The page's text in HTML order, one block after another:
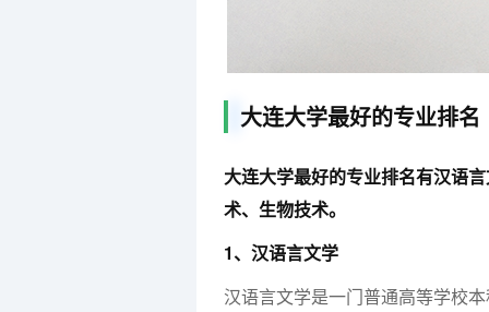
大连大学最好的专业排名
大连大学最好的专业排名有汉语
术、生物技术。
1、汉语言文学
汉语言文学是一门普通高等学校